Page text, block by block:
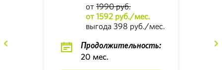
от1990 руб.
от 1592 руб./мес.
выгода 398 руб./мес.
Продолжительность:
20 мес.